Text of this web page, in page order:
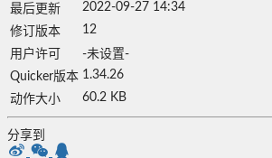
最后更新
2022-09-27 14:34
修订版本
12
用户许可
-未设置-
Quicker版本 1.34.26
动作大小
60.2 KB
分享到